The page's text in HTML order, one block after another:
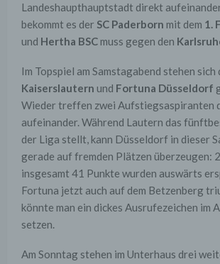
Landeshaupthauptstadt direkt
bekommt es der SC Paderborn mit dem 1.
und Hertha BSC muss gegen den
Im Topspiel am Samstagabend stehen sich
Kaiserslautern und Fortuna Düsseldorf
Wieder treffen zwei Aufstiegsaspiranten
aufeinander. Während Lautern das
der Liga stellt, kann Düsseldorf in dieser
gerade auf fremden Plätzen überzeugen:
insgesamt 41 Punkte wurden auswärts
Fortuna jetzt auch auf dem Betzenberg
könnte man ein dickes Ausrufezeichen im
setzen.
Am Sonntag stehen im Unterhaus drei